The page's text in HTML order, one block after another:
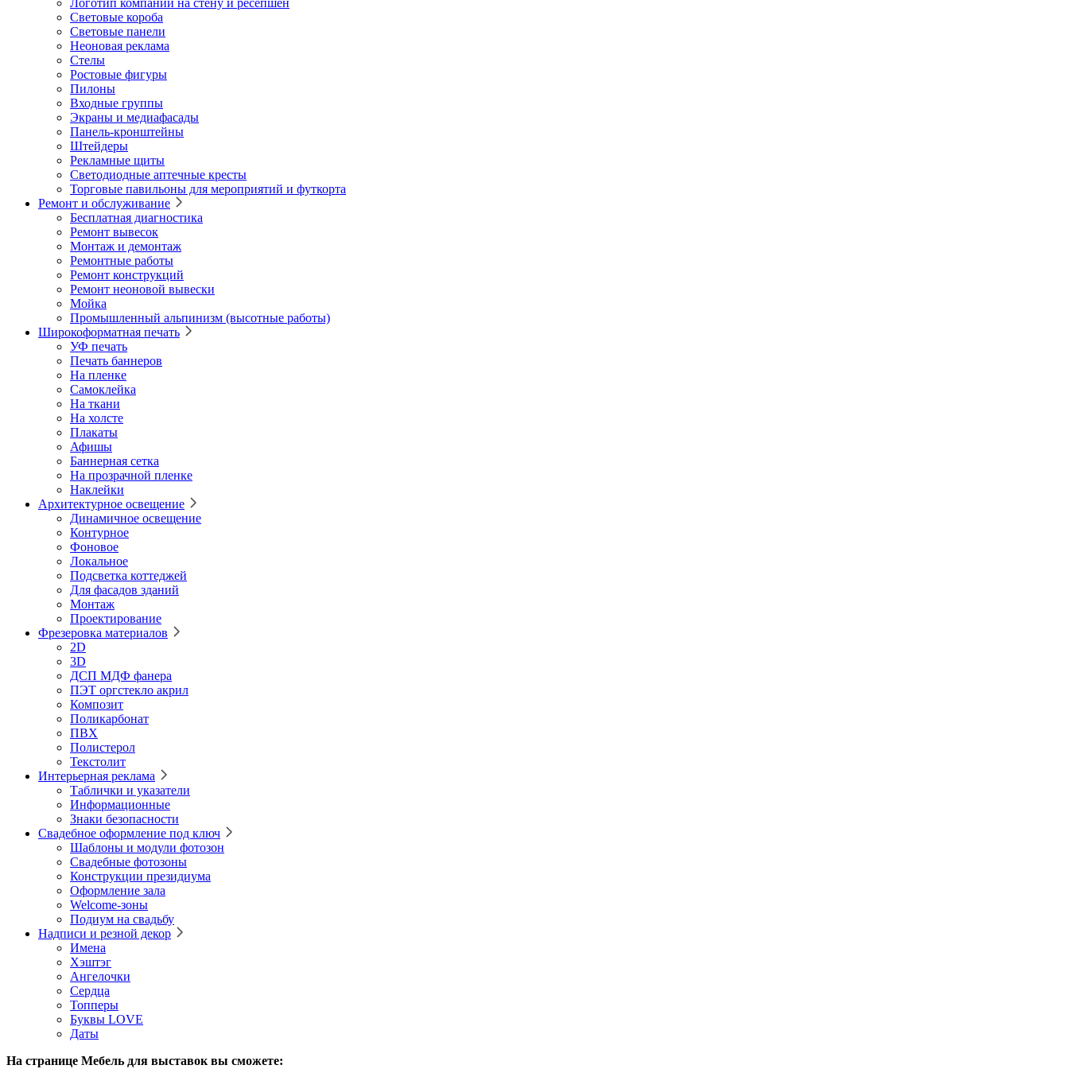
Световые короба
Световые панели
Неоновая реклама
Стелы
Ростовые фигуры
Пилоны
Входные группы
Экраны и медиафасады
Панель-кронштейны
Штейдеры
Рекламные щиты
Светодиодные аптечные кресты
Торговые павильоны для мероприятий и футкорта
Ремонт и обслуживание
Бесплатная диагностика
Ремонт вывесок
Монтаж и демонтаж
Ремонтные работы
Ремонт конструкций
Ремонт неоновой вывески
Мойка
Промышленный альпинизм (высотные работы)
Широкоформатная печать
УФ печать
Печать баннеров
На пленке
Самоклейка
На ткани
На холсте
Плакаты
Афишы
Баннерная сетка
На прозрачной пленке
Наклейки
Архитектурное освещение
Динамичное освещение
Контурное
Фоновое
Локальное
Подсветка коттеджей
Для фасадов зданий
Монтаж
Проектирование
Фрезеровка материалов
2D
3D
ДСП МДФ фанера
ПЭТ оргстекло акрил
Композит
Поликарбонат
ПВХ
Полистерол
Текстолит
Интерьерная реклама
Таблички и указатели
Информационные
Знаки безопасности
Свадебное оформление под ключ
Шаблоны и модули фотозон
Свадебные фотозоны
Конструкции президиума
Оформление зала
Welcome-зоны
Подиум на свадьбу
Надписи и резной декор
Имена
Хэштэг
Ангелочки
Сердца
Топперы
Буквы LOVE
Даты
На странице Мебель для выставок вы сможете: